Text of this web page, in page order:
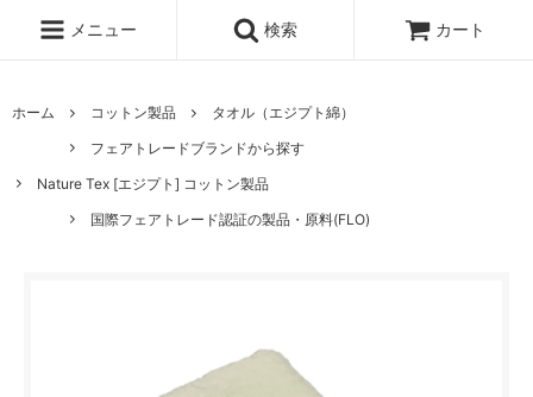
メニュー 検索 カート
ホーム コットン製品
タオル（エジプト綿）
フェアトレードブランドから探す
Nature Tex [エジプト] コットン製品
国際フェアトレード認証の製品・原料(FLO)